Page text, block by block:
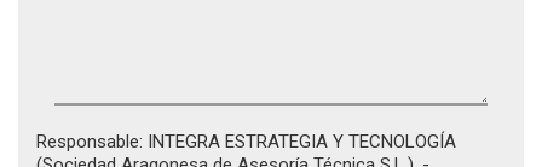
Responsable: INTEGRA ESTRATEGIA Y TECNOLOGÍA